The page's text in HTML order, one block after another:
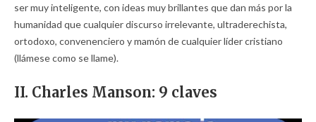
ser muy inteligente, con ideas muy brillantes que dan más por la
humanidad que cualquier discurso irrelevante, ultraderechista,
ortodoxo, convenenciero y mamón de cualquier líder cristiano
(llámese como se llame).
II. Charles Manson: 9 claves